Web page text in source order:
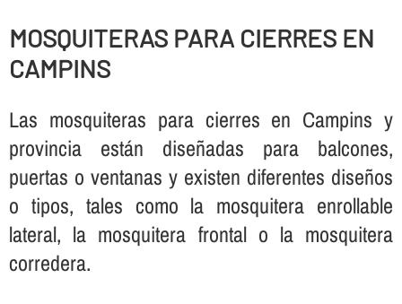
MOSQUITERAS PARA CIERRES EN
CAMPINS
Las mosquiteras para cierres en Campins y
provincia están diseñadas para balcones,
puertas o ventanas y existen diferentes diseños
o tipos, tales como la mosquitera enrollable
lateral, la mosquitera frontal o la mosquitera
corredera.